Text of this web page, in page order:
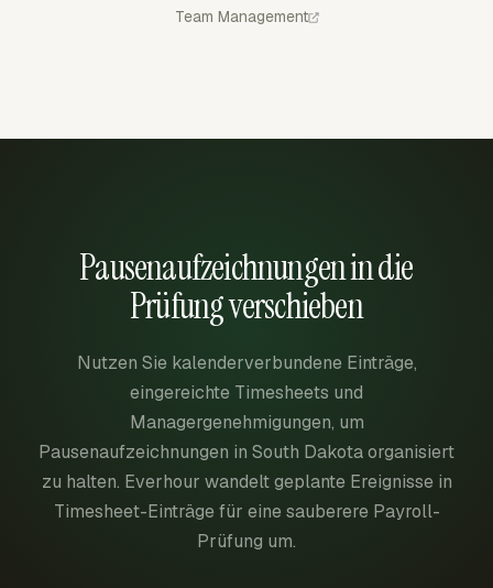
Team Management
Pausenaufzeichnungen in die
Prüfung verschieben
Nutzen Sie kalenderverbundene Einträge,
eingereichte Timesheets und
Managergenehmigungen, um
Pausenaufzeichnungen in South Dakota organisiert
zu halten. Everhour wandelt geplante Ereignisse in
Timesheet-Einträge für eine sauberere Payroll-
Prüfung um.